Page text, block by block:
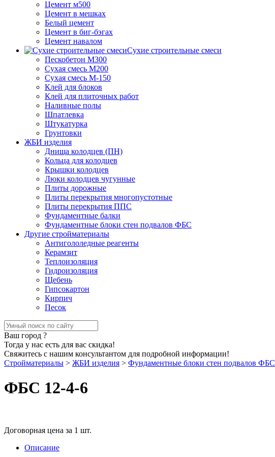
Цемент м500
Цемент в мешках
Белый цемент
Цемент в биг-бэгах
Цемент навалом
Сухие строительные смеси
Пескобетон М300
Сухая смесь М200
Сухая смесь М-150
Клей для блоков
Клей для плиточных работ
Наливные полы
Шпатлевка
Штукатурка
Грунтовки
ЖБИ изделия
Днища колодцев (ПН)
Кольца для колодцев
Крышки колодцев
Люки колодцев чугунные
Плиты дорожные
Плиты перекрытия многопустотные
Плиты перекрытия ППС
Фундаментные балки
Фундаментные блоки стен подвалов ФБС
Другие стройматериалы
Антигололедные реагенты
Керамзит
Теплоизоляция
Гидроизоляция
Щебень
Гипсокартон
Кирпич
Песок
Ваш город ?
Тогда у нас есть для вас скидка!
Свяжитесь с нашим консультантом для подробной информации!
Стройматериалы > ЖБИ изделия > Фундаментные блоки стен подвалов ФБС
ФБС 12-4-6
Договорная цена за 1 шт.
Описание